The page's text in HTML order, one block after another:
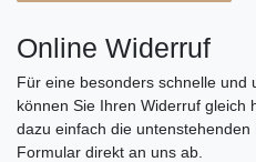
Online Widerruf
Für eine besonders schnelle und
können Sie Ihren Widerruf gleich
dazu einfach die
Formular direkt an uns ab.